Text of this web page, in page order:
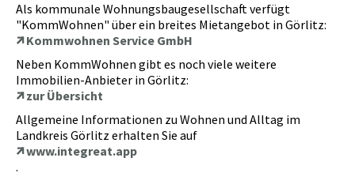
Als kommunale Wohnungsbaugesellschaft verfügt
"KommWohnen" über ein breites Mietangebot in Görlitz:
Kommwohnen Service GmbH
Neben KommWohnen gibt es noch viele weitere
Immobilien-Anbieter in Görlitz:
zur Übersicht
Allgemeine Informationen zu Wohnen und Alltag im
Landkreis Görlitz erhalten Sie auf
www.integreat.app
.